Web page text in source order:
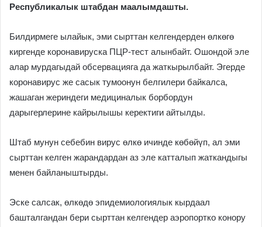
Республикалык штабдан маалымдашты.
Билдирмеге ылайык, эми сырттан келгендерден өлкөгө
киргенде коронавируска ПЦР-тест алынбайт. Ошондой эле
алар мурдагыдай обсервацияга да жаткырылбайт. Эгерде
коронавирус же сасык тумоонун белгилери байкалса,
жашаган жериндеги медициналык борбордун
дарыгерлерине кайрылышы керектиги айтылды.
Штаб мунун себебин вирус өлкө ичинде көбөйүп, ал эми
сырттан келген жарандардан аз эле катталып жаткандыгы
менен байланыштырды.
Эске салсак, өлкөдө эпидемиологиялык кырдаал
башталгандан бери сырттан келгендер аэропортко конору